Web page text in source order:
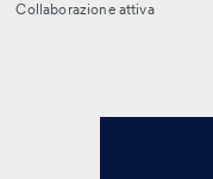
Collaborazione attiva